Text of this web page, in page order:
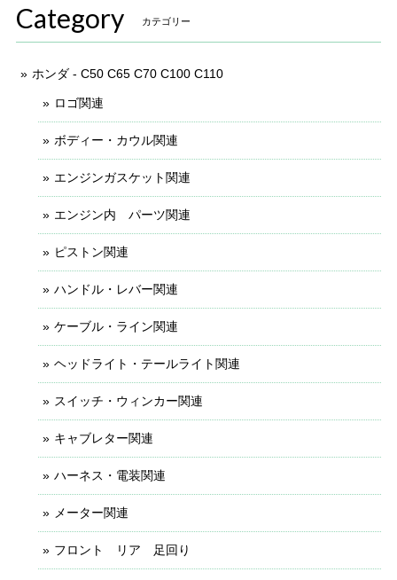
Category カテゴリー
ホンダ - C50 C65 C70 C100 C110
ロゴ関連
ボディー・カウル関連
エンジンガスケット関連
エンジン内 パーツ関連
ピストン関連
ハンドル・レバー関連
ケーブル・ライン関連
ヘッドライト・テールライト関連
スイッチ・ウィンカー関連
キャブレター関連
ハーネス・電装関連
メーター関連
フロント リア 足回り